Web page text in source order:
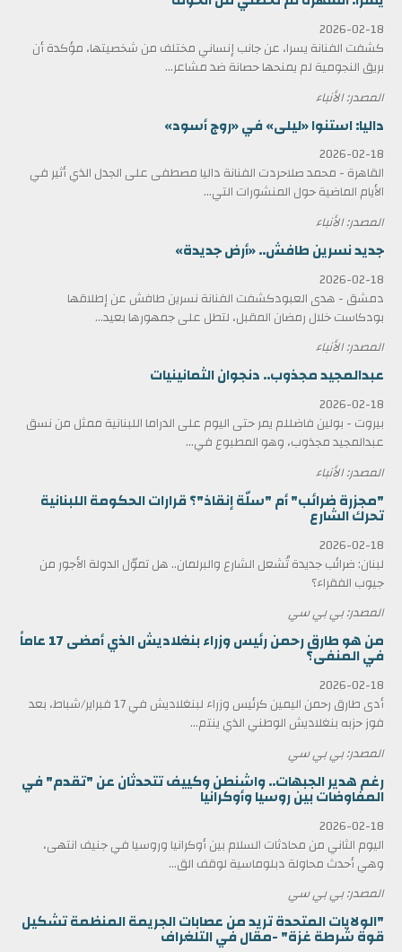
2026-02-18
كشفت الفنانة يسرا، عن جانب إنساني مختلف من شخصيتها، مؤكدة أن
بريق النجومية لم يمنحها حصانة ضد مشاعر...
المصدر: الأنباء
داليا: استنوا «ليلى» في «روج أسود»
2026-02-18
القاهرة - محمد صلاحردت الفنانة داليا مصطفى على الجدل الذي أثير في
الأيام الماضية حول المنشورات التي...
المصدر: الأنباء
جديد نسرين طافش.. «أرض جديدة»
2026-02-18
دمشق - هدى العبودكشفت الفنانة نسرين طافش عن إطلاقها
بودكاست خلال رمضان المقبل، لتطل على جمهورها بعيد...
المصدر: الأنباء
عبدالمجيد مجذوب.. دنجوان الثمانينيات
2026-02-18
بيروت - بولين فاضللم يمر حتى اليوم على الدراما اللبنانية ممثل من نسق
عبدالمجيد مجذوب، وهو المطبوع في...
المصدر: الأنباء
"مجزرة ضرائب" أم "سلّة إنقاذ"؟ قرارات الحكومة اللبنانية
تحرك الشارع
2026-02-18
لبنان: ضرائب جديدة تُشعل الشارع والبرلمان.. هل تموّل الدولة الأجور من
جيوب الفقراء؟
المصدر: بي بي سي
من هو طارق رحمن رئيس وزراء بنغلاديش الذي أمضى 17 عاماً
في المنفى؟
2026-02-18
أدى طارق رحمن اليمين كرئيس وزراء لبنغلاديش في 17 فبراير/شباط، بعد
فوز حزبه بنغلاديش الوطني الذي ينتم...
المصدر: بي بي سي
رغم هدير الجبهات.. واشنطن وكييف تتحدثان عن "تقدم" في
المفاوضات بين روسيا وأوكرانيا
2026-02-18
اليوم الثاني من محادثات السلام بين أوكرانيا وروسيا في جنيف انتهى،
وهي أحدث محاولة دبلوماسية لوقف الق...
المصدر: بي بي سي
"الولايات المتحدة تريد من عصابات الجريمة المنظمة تشكيل
قوة شرطة غزة" -مقال في التلغراف